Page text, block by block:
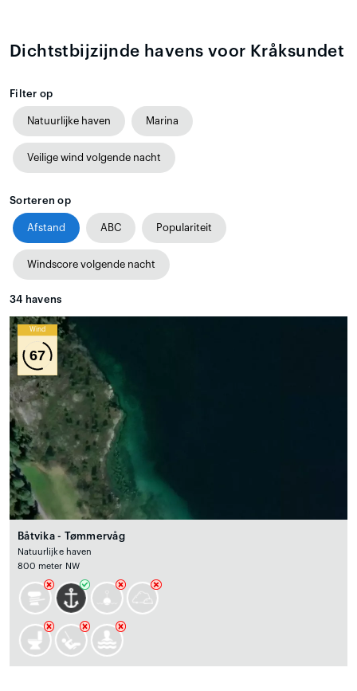
Dichtstbijzijnde havens voor Kråksundet
Filter op
Natuurlijke haven Marina
Veilige wind volgende nacht
Sorteren op
Afstand ABC Populariteit
Windscore volgende nacht
34 havens
Wind
67
Båtvika - Tømmervåg
Natuurlijke haven
800 meter NW